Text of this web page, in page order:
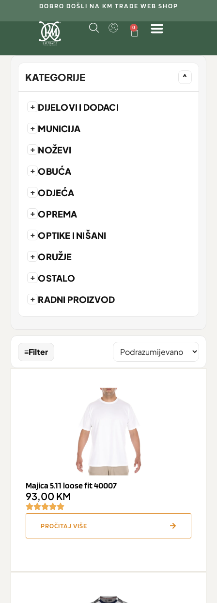
DOBRO DOŠLI NA KM TRADE WEB SHOP
0
KATEGORIJE ^
+ DIJELOVI I DODACI
+ MUNICIJA
+ NOŽEVI
+ OBUĆA
+ ODJEĆA
+ OPREMA
+ OPTIKE I NIŠANI
+ ORUŽJE
+ OSTALO
+ RADNI PROIZVOD
≡Filter
Majica 5.11 loose fit 40007
93,00 KM
PROČITAJ VIŠE